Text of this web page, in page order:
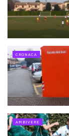
CRONACA
AMBIVERE